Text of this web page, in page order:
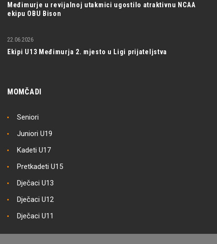
Međimurje u revijalnoj utakmici ugostilo atraktivnu NCAA
ekipu OBU Bison
Ekipi U13 Međimurja 2. mjesto u Ligi prijateljstva
22.06.2026
MOMČADI
Seniori
Juniori U19
Kadeti U17
Pretkadeti U15
Dječaci U13
Dječaci U12
Dječaci U11